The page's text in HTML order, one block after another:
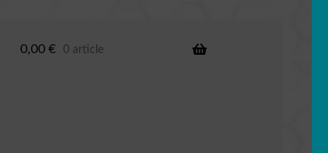
0,00 € 0 article